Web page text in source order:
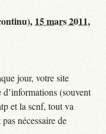
15 mars 2011,
jour, votre site
(souvent
et la scnf, tout va
nécessaire de